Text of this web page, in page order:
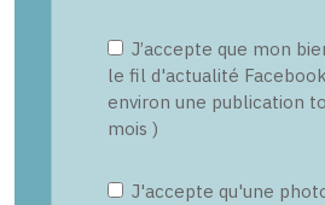
J’accepte que mon
le fil d'actualité
environ une publication
mois )
J'accepte qu'une